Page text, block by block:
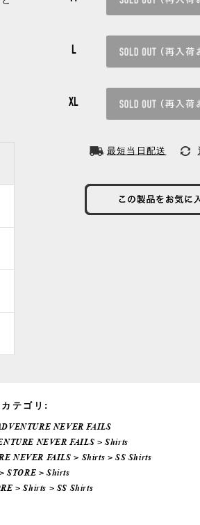
L
XL
最短当日配送
カテゴリ:
NEVER FAILS
NEVER FAILS >Shirts
NEVER FAILS >Shirts >SS Shirts
STORE >Shirts
>Shirts >SS Shirts